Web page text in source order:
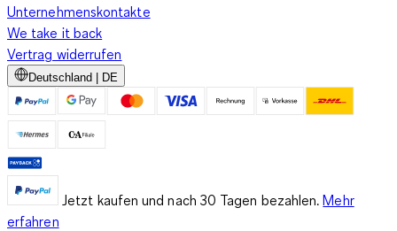
Unternehmenskontakte
We take it back
Vertrag widerrufen
Deutschland | DE
Jetzt kaufen und nach 30 Tagen bezahlen. Mehr
erfahren